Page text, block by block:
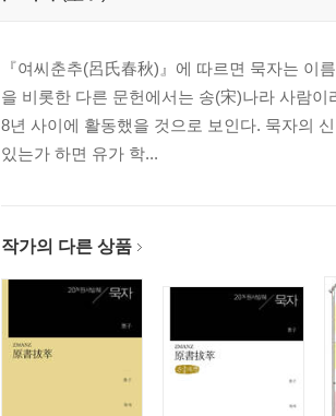
『여씨춘추(呂氏春秋)』에 따르면 묵자는
을 비롯한 다른 문헌에서는 송(宋)나라 사람
8년 사이에 활동했을 것으로 보인다. 묵자의
있는가 하면 유가 학...
작가의 다른 상품